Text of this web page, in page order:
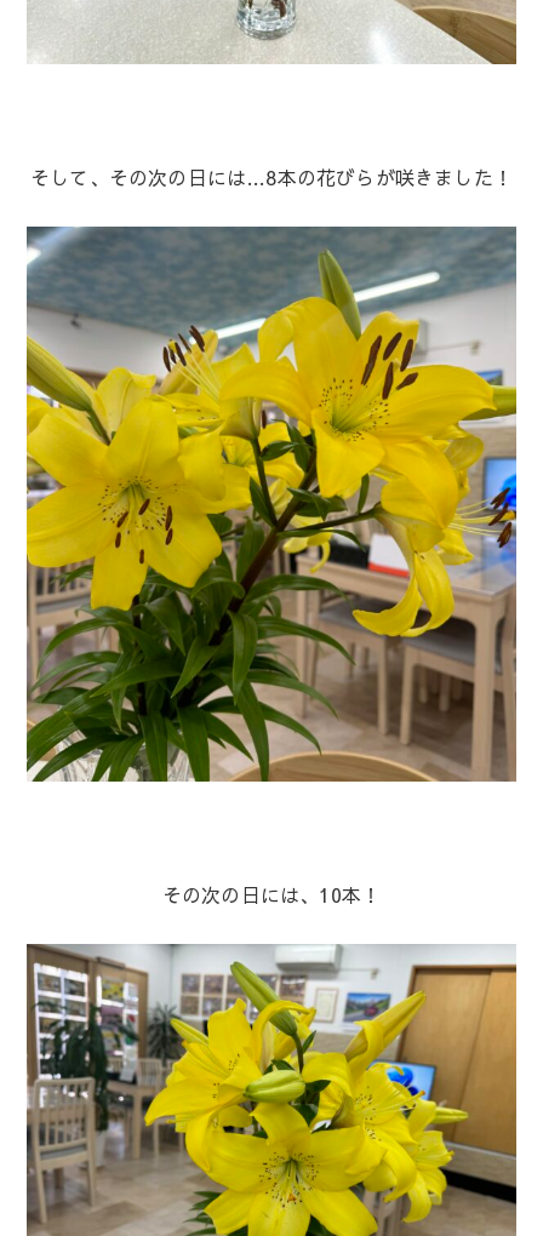
そして、その次の日には…8本の花びらが咲きました！
その次の日には、10本！